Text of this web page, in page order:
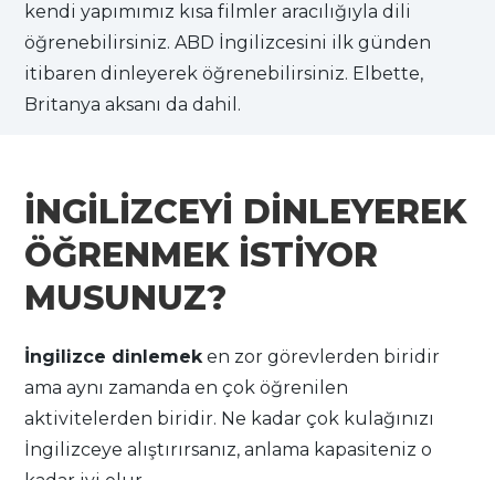
kendi yapımımız kısa filmler aracılığıyla dili
öğrenebilirsiniz. ABD İngilizcesini ilk günden
itibaren dinleyerek öğrenebilirsiniz. Elbette,
Britanya aksanı da dahil.
İNGİLİZCEYİ DİNLEYEREK
ÖĞRENMEK İSTİYOR
MUSUNUZ?
İngilizce dinlemek en zor görevlerden biridir
ama aynı zamanda en çok öğrenilen
aktivitelerden biridir. Ne kadar çok kulağınızı
İngilizceye alıştırırsanız, anlama kapasiteniz o